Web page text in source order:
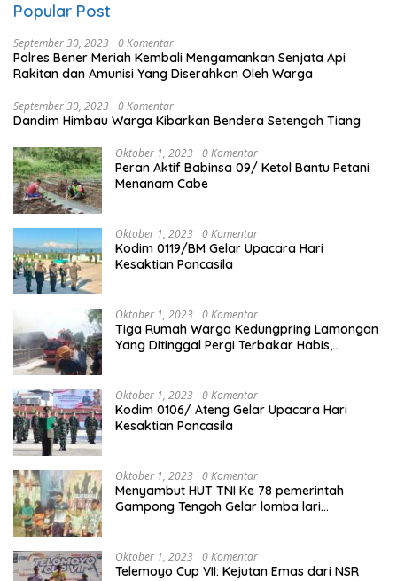
Popular Post
September 30, 2023 0 Komentar
Polres Bener Meriah Kembali Mengamankan Senjata Api
Rakitan dan Amunisi Yang Diserahkan Oleh Warga
September 30, 2023 0 Komentar
Dandim Himbau Warga Kibarkan Bendera Setengah Tiang
Oktober 1, 2023 0 Komentar
Peran Aktif Babinsa 09/ Ketol Bantu Petani
Menanam Cabe
Oktober 1, 2023 0 Komentar
Kodim 0119/BM Gelar Upacara Hari
Kesaktian Pancasila
Oktober 1, 2023 0 Komentar
Tiga Rumah Warga Kedungpring Lamongan
Yang Ditinggal Pergi Terbakar Habis,
Oktober 1, 2023 0 Komentar
Kodim 0106/ Ateng Gelar Upacara Hari
Kesaktian Pancasila
Oktober 1, 2023 0 Komentar
Menyambut HUT TNI Ke 78 pemerintah
Gampong Tengoh Gelar lomba lari
Oktober 1, 2023 0 Komentar
Telemoyo Cup VII: Kejutan Emas dari NSR